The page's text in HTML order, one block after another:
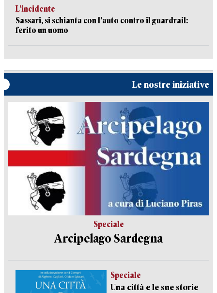
L’incidente
Sassari, si schianta con l’auto contro il guardrail:
ferito un uomo
Le nostre iniziative
Speciale
Arcipelago Sardegna
Speciale
Una città e le sue storie